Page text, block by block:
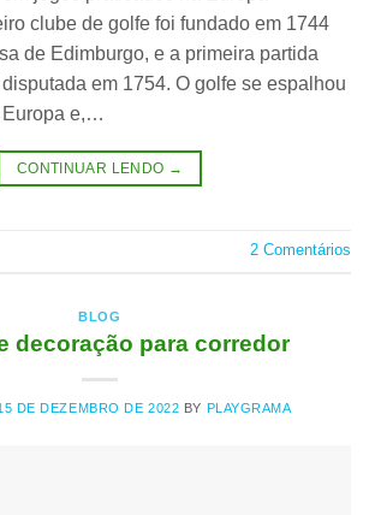
clube de golfe foi fundado em 1744
de Edimburgo, e a primeira partida
em 1754. O golfe se espalhou
Europa e,…
CONTINUAR LENDO →
2 Comentários
BLOG
decoração para corredor
DE DEZEMBRO DE 2022 BY PLAYGRAMA